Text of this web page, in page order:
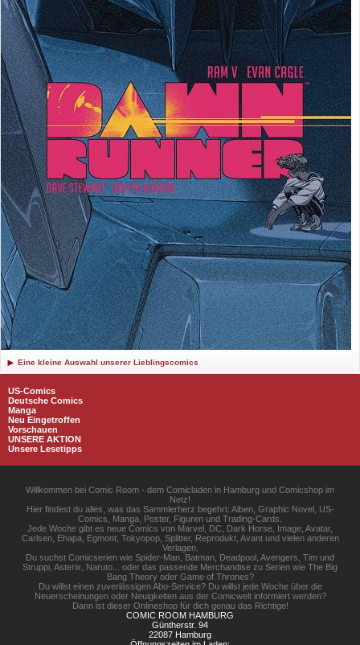
Eine kleine Auswahl unserer Lieblingscomics
US-Comics
Deutsche Comics
Manga
Neu Eingetroffen
Vorschauen
UNSERE AKTION
Unsere Lesetipps
Willkommen bei Comic Room - dem Comicladen in Hamburg und Comicshop im
Netz!
Hier findest du alles, was das Sammlerherz begehrt: Alben, Graphic Novel, US-
Comics, Manga, Poster, Figuren und Trading-Cards.
Jede Woche gibt es neue Comics von Marvel, DC, Dark Horse, Image, Avatar,
Carlsen, Ehapa, Egmont, Tokyopop, Splitter, Reprodukt, Avant und vielen anderen
Verlagen.
Du suchst Comicserien wie Spider-Man, Batman, Deadpool, Avengers, Tim und
Struppi, Asterix, Naruto... oder das passende Merchandise zu Serien wie The Big
Bang Theory oder Game of Thrones?
Du willst einen zuverlässigen Abo-Service? Du willst jede Woche über die
Neuerscheinungen oder Neuigkeiten aus der Comicwelt informiert werden?
Dann ist dieser Onlineshop für dich genau das Richtige!
COMIC ROOM HAMBURG
Güntherstr. 94
22087 Hamburg